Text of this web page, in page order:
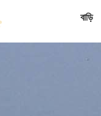
বাড়ি